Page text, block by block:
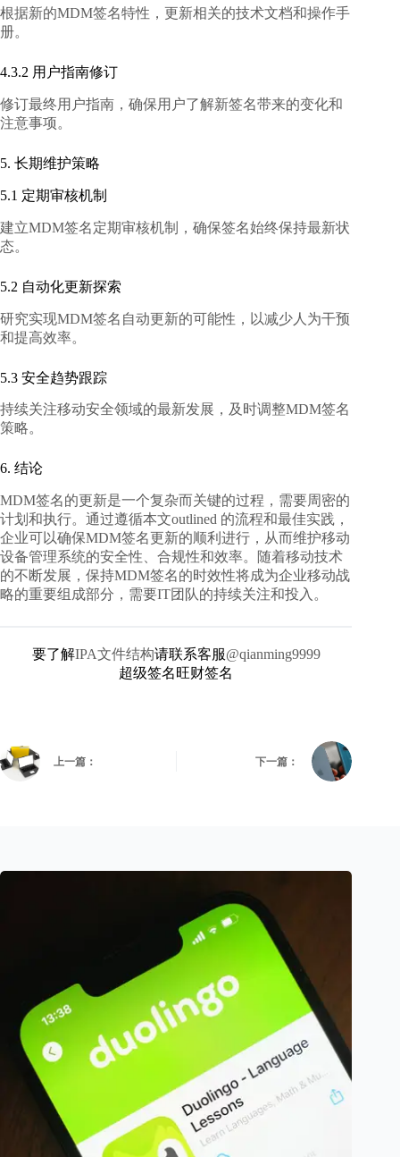
根据新的MDM签名特性，更新相关的技术文档和操作手
册。
4.3.2 用户指南修订
修订最终用户指南，确保用户了解新签名带来的变化和
注意事项。
5. 长期维护策略
5.1 定期审核机制
建立MDM签名定期审核机制，确保签名始终保持最新状
态。
5.2 自动化更新探索
研究实现MDM签名自动更新的可能性，以减少人为干预
和提高效率。
5.3 安全趋势跟踪
持续关注移动安全领域的最新发展，及时调整MDM签名
策略。
6. 结论
MDM签名的更新是一个复杂而关键的过程，需要周密的
计划和执行。通过遵循本文outlined 的流程和最佳实践，
企业可以确保MDM签名更新的顺利进行，从而维护移动
设备管理系统的安全性、合规性和效率。随着移动技术
的不断发展，保持MDM签名的时效性将成为企业移动战
略的重要组成部分，需要IT团队的持续关注和投入。
要了解IPA文件结构请联系客服@qianming9999
超级签名旺财签名
上一篇： 下一篇：